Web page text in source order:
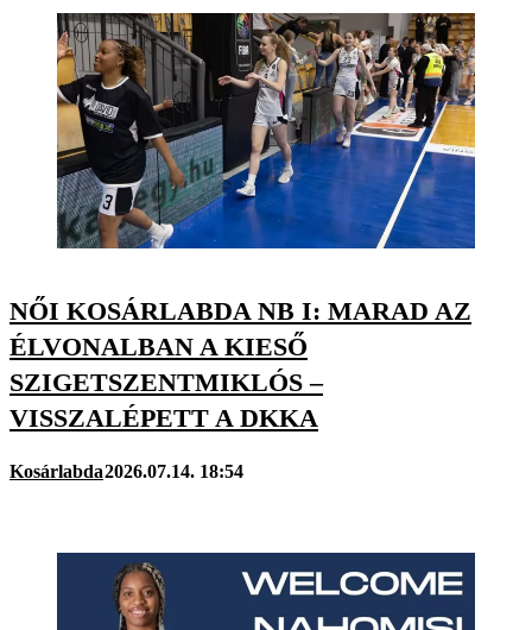
NŐI KOSÁRLABDA NB I: MARAD AZ
ÉLVONALBAN A KIESŐ
SZIGETSZENTMIKLÓS –
VISSZALÉPETT A DKKA
Kosárlabda2026.07.14. 18:54